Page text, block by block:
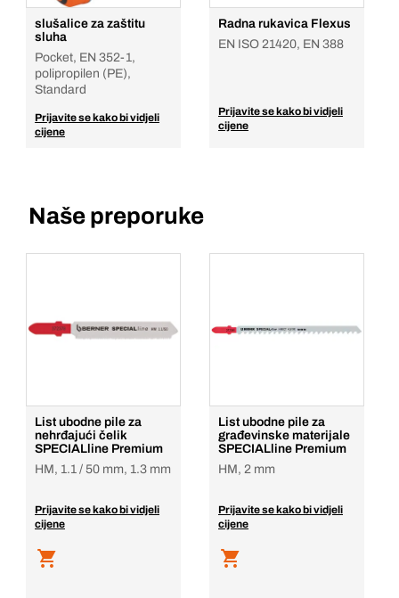
slušalice za zaštitu
sluha
Pocket, EN 352-1,
polipropilen (PE),
Standard
Prijavite se kako bi vidjeli
cijene
Radna rukavica Flexus
EN ISO 21420, EN 388
Prijavite se kako bi vidjeli
cijene
Naše preporuke
List ubodne pile za
nehrđajući čelik
SPECIALline Premium
HM, 1.1 / 50 mm, 1.3 mm
Prijavite se kako bi vidjeli
cijene
List ubodne pile za
građevinske materijale
SPECIALline Premium
HM, 2 mm
Prijavite se kako bi vidjeli
cijene